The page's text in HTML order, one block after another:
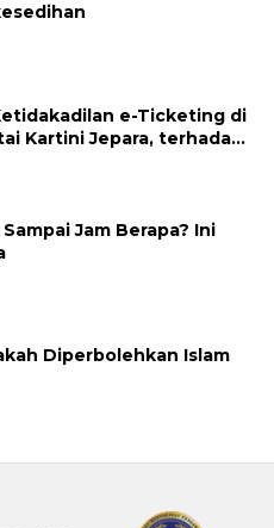
e-Ticketing di
Kartini Jepara, terhadap
Jam Berapa? Ini
Diperbolehkan Islam